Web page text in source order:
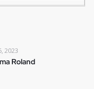
2023
Roland